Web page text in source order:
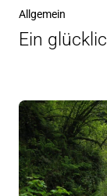
Allgemein
Ein